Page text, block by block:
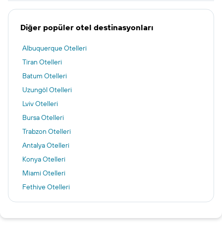
Diğer popüler otel destinasyonları
Albuquerque Otelleri
Tiran Otelleri
Batum Otelleri
Uzungöl Otelleri
Lviv Otelleri
Bursa Otelleri
Trabzon Otelleri
Antalya Otelleri
Konya Otelleri
Miami Otelleri
Fethiye Otelleri
Marmaris Otelleri